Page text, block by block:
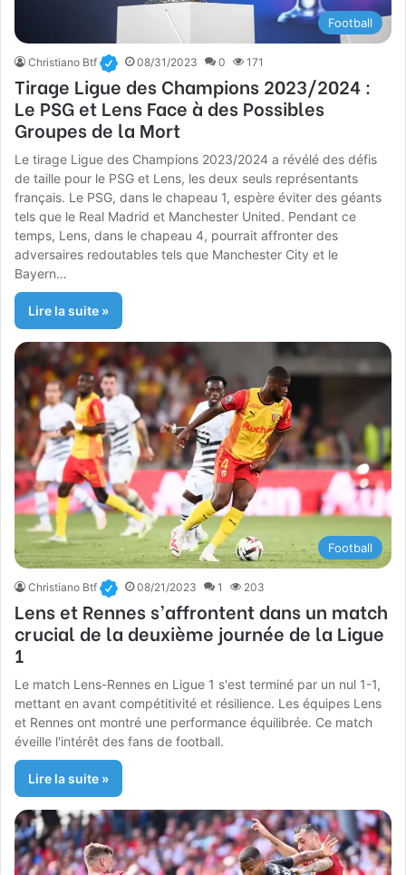
Football
Christiano Btf 08/31/2023 0 171
Tirage Ligue des Champions 2023/2024 :
Le PSG et Lens Face à des Possibles
Groupes de la Mort
Le tirage Ligue des Champions 2023/2024 a révélé des défis
de taille pour le PSG et Lens, les deux seuls représentants
français. Le PSG, dans le chapeau 1, espère éviter des géants
tels que le Real Madrid et Manchester United. Pendant ce
temps, Lens, dans le chapeau 4, pourrait affronter des
adversaires redoutables tels que Manchester City et le
Bayern…
Lire la suite »
Football
Christiano Btf 08/21/2023 1 203
Lens et Rennes s’affrontent dans un match
crucial de la deuxième journée de la Ligue
1
Le match Lens-Rennes en Ligue 1 s'est terminé par un nul 1-1,
mettant en avant compétitivité et résilience. Les équipes Lens
et Rennes ont montré une performance équilibrée. Ce match
éveille l'intérêt des fans de football.
Lire la suite »